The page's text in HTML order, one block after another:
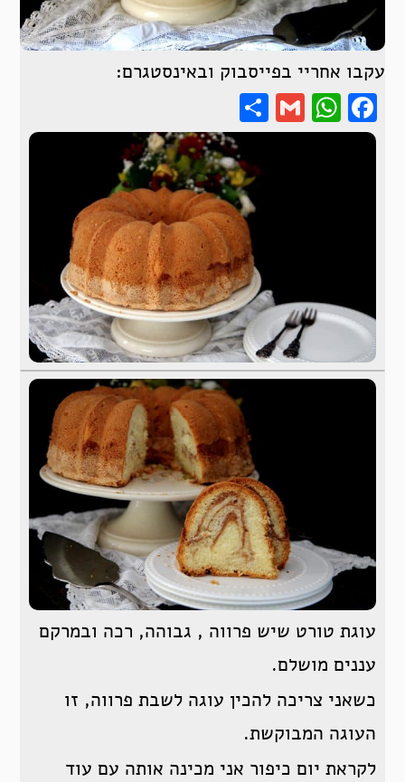
עקבו אחריי בפייסבוק ובאינסטגרם:
Facebook
WhatsApp
Gmail
עוגת טורט שיש פרווה , גבוהה, רכה ובמרקם
עננים מושלם.
כשאני צריכה להכין עוגה לשבת פרווה, זו
העוגה המבוקשת.
לקראת יום כיפור אני מכינה אותה עם עוד